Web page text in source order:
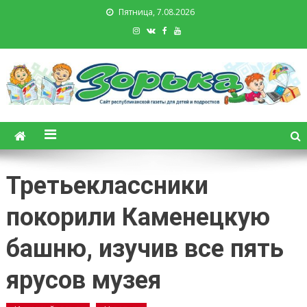
Пятница, 7.08.2026
Зорька. Газета для детей и
подростков
Третьеклассники
покорили Каменецкую
башню, изучив все пять
ярусов музея